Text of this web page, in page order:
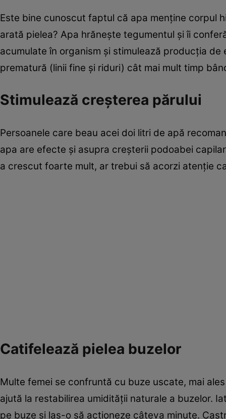
Este bine cunoscut faptul că apa menţine corpul
arată pielea? Apa hrăneşte tegumentul şi îi
acumulate în organism şi stimulează producţia
prematură (linii fine şi riduri) cât mai mult timp
Stimulează creşterea părului
Persoanele care beau acei doi litri de apă
apa are efecte şi asupra creşterii podoabei
a crescut foarte mult, ar trebui să acorzi atenţie
Catifelează pielea buzelor
Multe femei se confruntă cu buze uscate, mai
ajută la restabilirea umidităţii naturale a buzelor.
pe buze şi las-o să acţioneze câteva minute.